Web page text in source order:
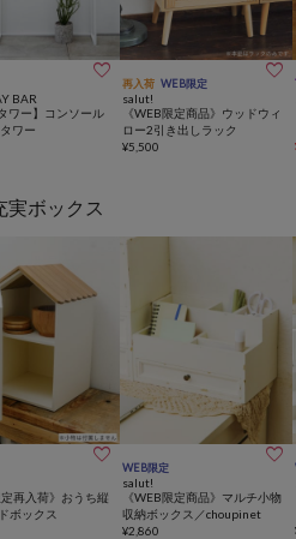

BAR
ワー】コンソール
ワー
再入荷 WEB限定 
salut!
《WEB限定商品》ウッドウィ
ロー2引き出しラック
¥5,500
実ボックス

定再入荷》おうち縦
ボックス
WEB限定 
salut!
《WEB限定商品》マルチ小物
収納ボックス／choupinet
¥2,860